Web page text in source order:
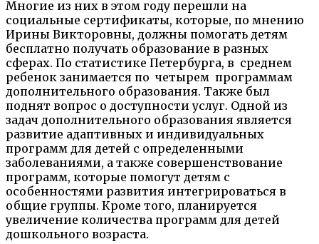
Многие из них в этом году перешли на
социальные сертификаты, которые, по мнению
Ирины Викторовны, должны помогать детям
бесплатно получать образование в разных
сферах. По статистике Петербурга, в среднем
ребенок занимается по четырем программам
дополнительного образования. Также был
поднят вопрос о доступности услуг. Одной из
задач дополнительного образования является
развитие адаптивных и индивидуальных
программ для детей с определенными
заболеваниями, а также совершенствование
программ, которые помогут детям с
особенностями развития интегрироваться в
общие группы. Кроме того, планируется
увеличение количества программ для детей
дошкольного возраста.